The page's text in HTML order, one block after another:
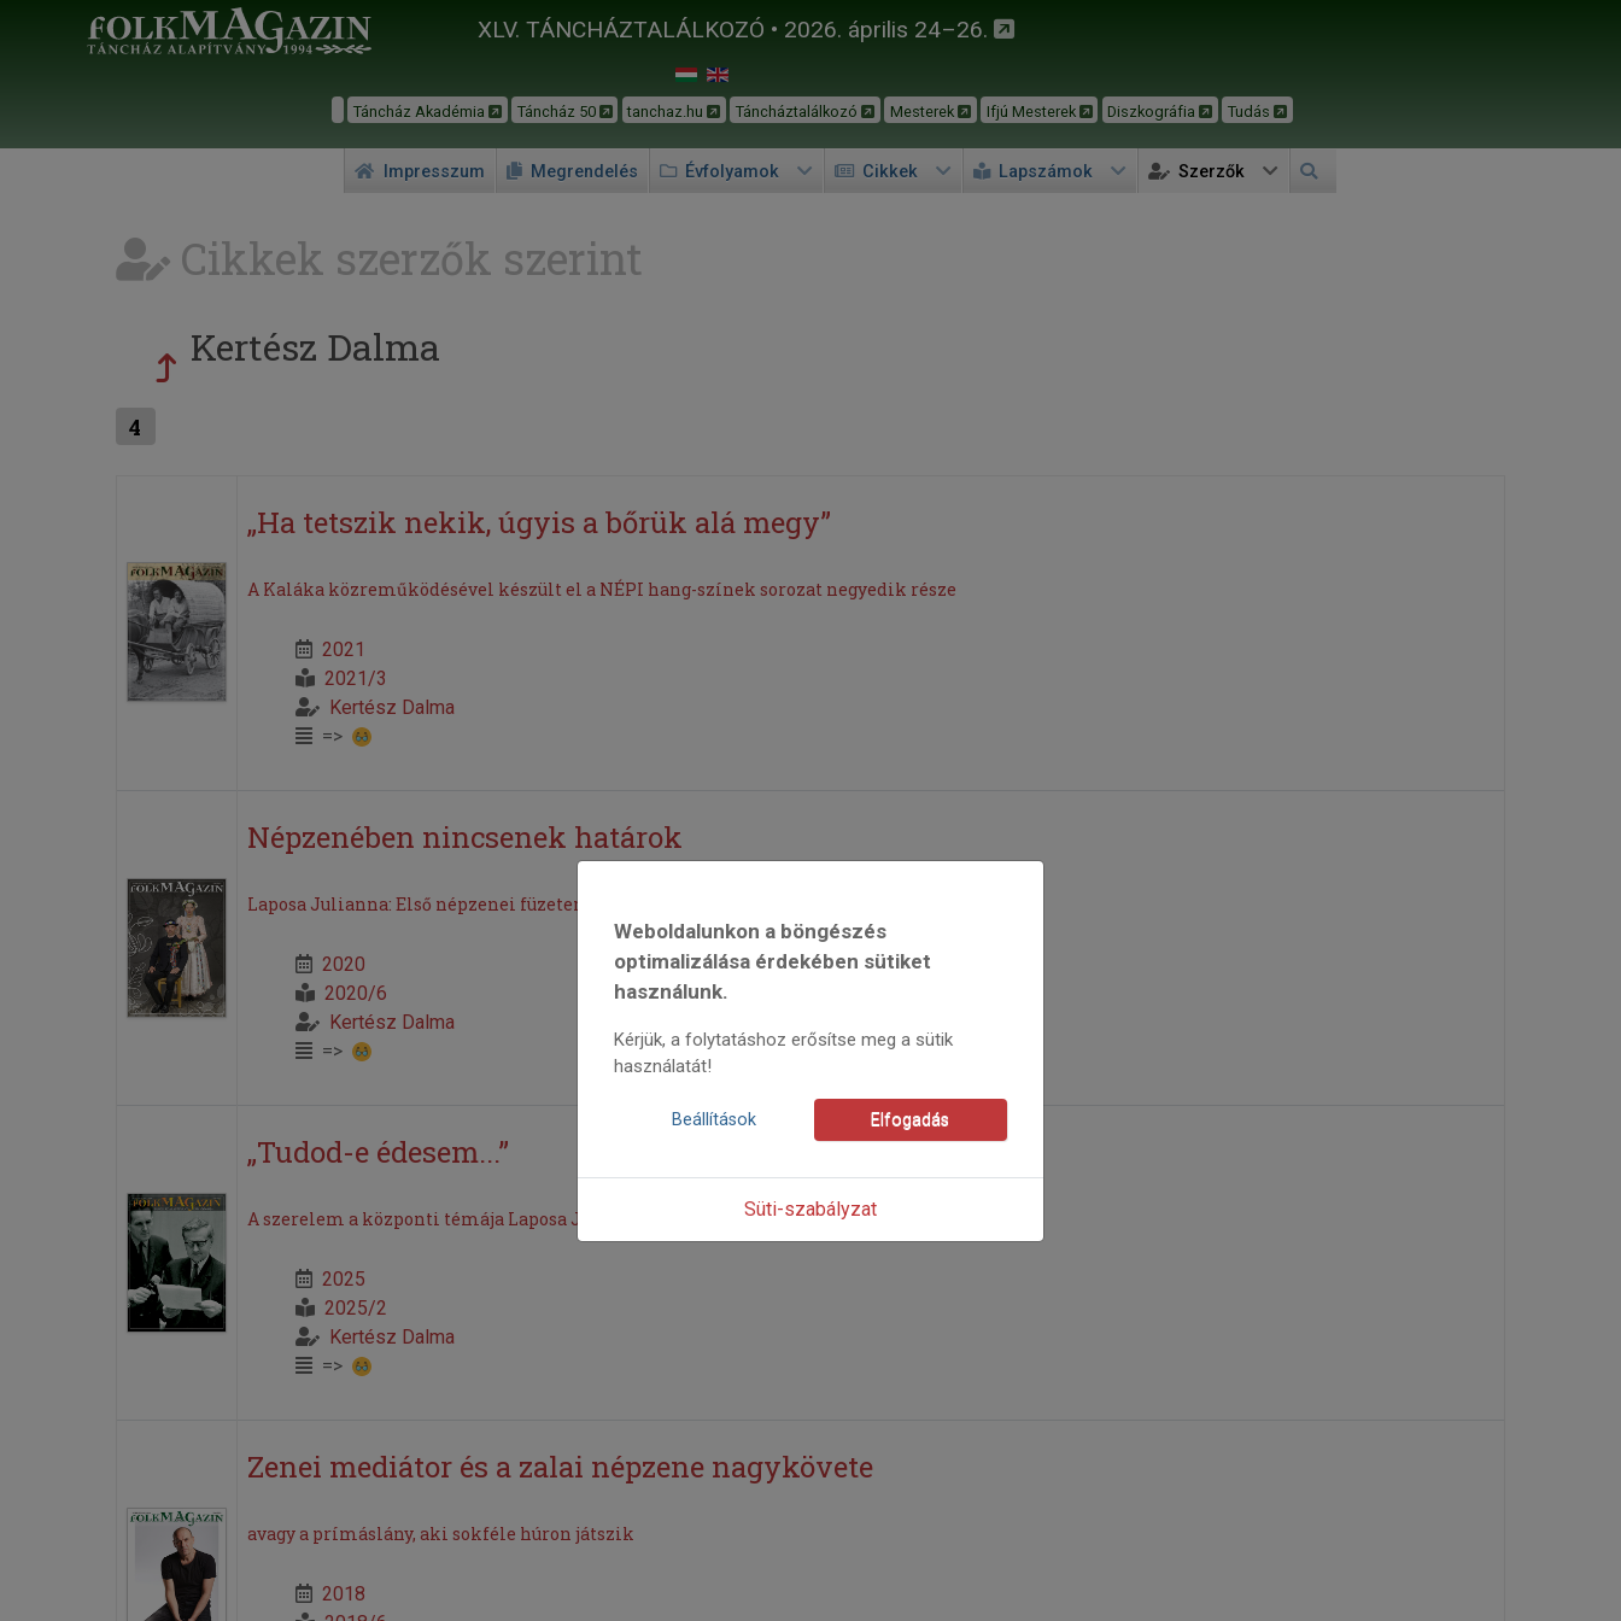
XLV. TÁNCHÁZTALÁLKOZÓ • 2026. április 24–26.
Táncház Akadémia Táncház 50 tanchaz.hu Táncháztalálkozó Mesterek Ifjú Mesterek Diszkográfia Tudás
Impresszum Megrendelés Évfolyamok Cikkek Lapszámok Szerzők
Cikkek szerzők szerint
Kertész Dalma
4
„Ha tetszik nekik, úgyis a bőrük alá megy”
A Kaláka közreműködésével készült el a NÉPI hang-színek sorozat negyedik része
2021
2021/3
Kertész Dalma
=>
Népzenében nincsenek határok
Laposa Julianna: Első népzenei füzetem / Moj prvi zvezek ljudske glasbe
2020
2020/6
Kertész Dalma
=>
„Tudod-e édesem...”
A szerelem a központi témája Laposa Julcsi népzenei gyökerű, világzenei szárnyú dalainak
2025
2025/2
Kertész Dalma
=>
Zenei mediátor és a zalai népzene nagykövete
avagy a prímáslány, aki sokféle húron játszik
2018
Weboldalunkon a böngészés
optimalizálása érdekében sütiket
használunk.
Kérjük, a folytatáshoz erősítse meg a sütik
használatát!
Beállítások Elfogadás
Süti-szabályzat